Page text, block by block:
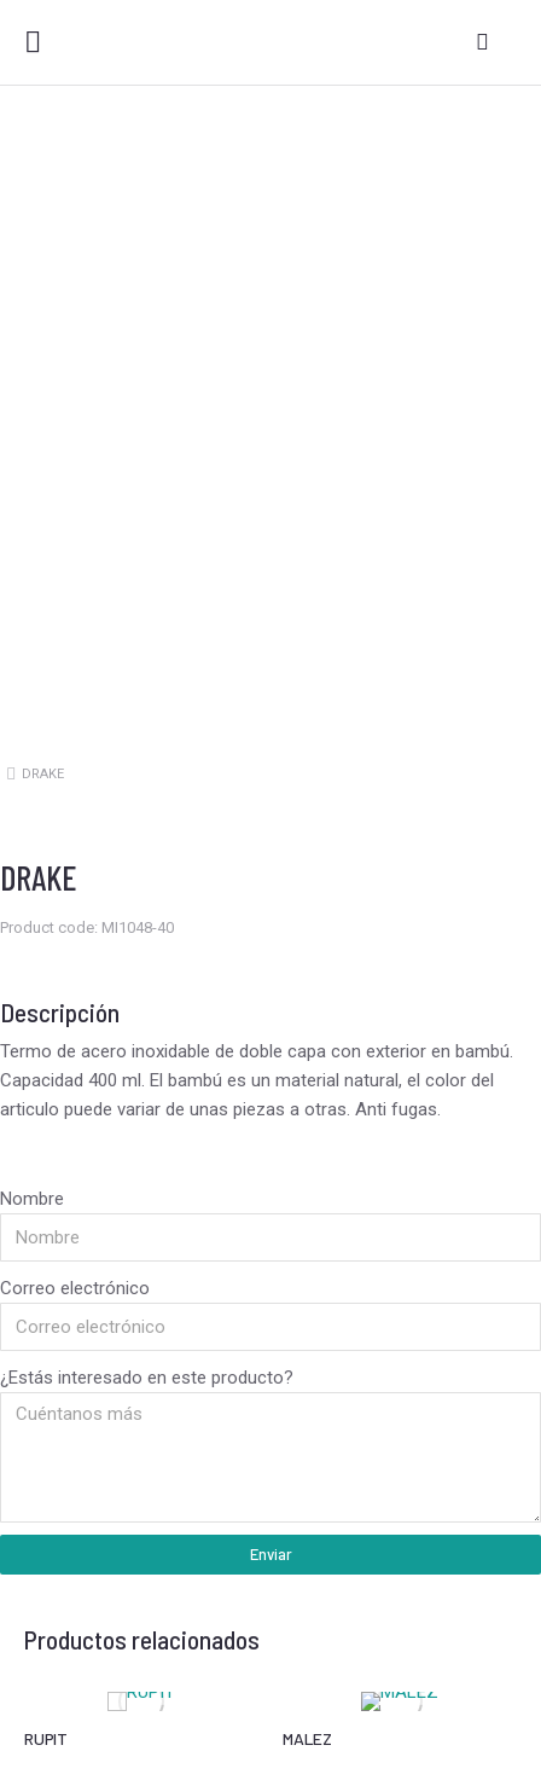
Estás aquí:
DRAKE
DRAKE
Product code: MI1048-40
Descripción
Termo de acero inoxidable de doble capa con exterior en bambú.
Capacidad 400 ml. El bambú es un material natural, el color del
articulo puede variar de unas piezas a otras. Anti fugas.
Nombre
Correo electrónico
¿Estás interesado en este producto?
Enviar
Productos relacionados
RUPIT MALEZ